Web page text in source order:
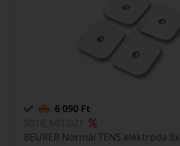
6 090 Ft
BEURER Normál TENS elektróda 8x